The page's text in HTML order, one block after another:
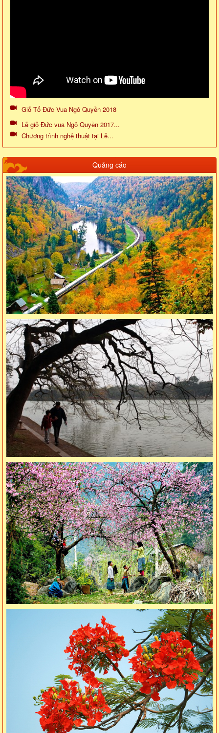
Giỗ Tổ Đức Vua Ngô Quyền 2018
Lễ giỗ Đức vua Ngô Quyền 2017...
Chương trình nghệ thuật tại Lễ...
Quảng cáo